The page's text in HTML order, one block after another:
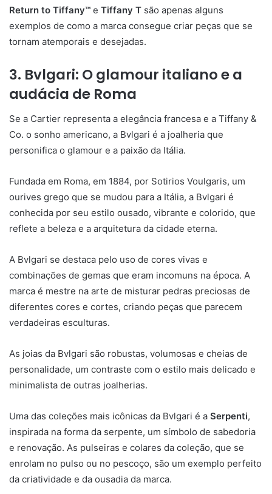
Return to Tiffany™ e Tiffany T são apenas alguns
exemplos de como a marca consegue criar peças que se
tornam atemporais e desejadas.
3. Bvlgari: O glamour italiano e a
audácia de Roma
Se a Cartier representa a elegância francesa e a Tiffany &
Co. o sonho americano, a Bvlgari é a joalheria que
personifica o glamour e a paixão da Itália.
Fundada em Roma, em 1884, por Sotirios Voulgaris, um
ourives grego que se mudou para a Itália, a Bvlgari é
conhecida por seu estilo ousado, vibrante e colorido, que
reflete a beleza e a arquitetura da cidade eterna.
A Bvlgari se destaca pelo uso de cores vivas e
combinações de gemas que eram incomuns na época. A
marca é mestre na arte de misturar pedras preciosas de
diferentes cores e cortes, criando peças que parecem
verdadeiras esculturas.
As joias da Bvlgari são robustas, volumosas e cheias de
personalidade, um contraste com o estilo mais delicado e
minimalista de outras joalherias.
Uma das coleções mais icônicas da Bvlgari é a Serpenti,
inspirada na forma da serpente, um símbolo de sabedoria
e renovação. As pulseiras e colares da coleção, que se
enrolam no pulso ou no pescoço, são um exemplo perfeito
da criatividade e da ousadia da marca.